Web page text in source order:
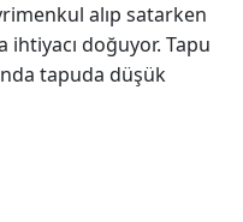
alıp satarken
ihtiyacı doğuyor. Tapu
tapuda düşük